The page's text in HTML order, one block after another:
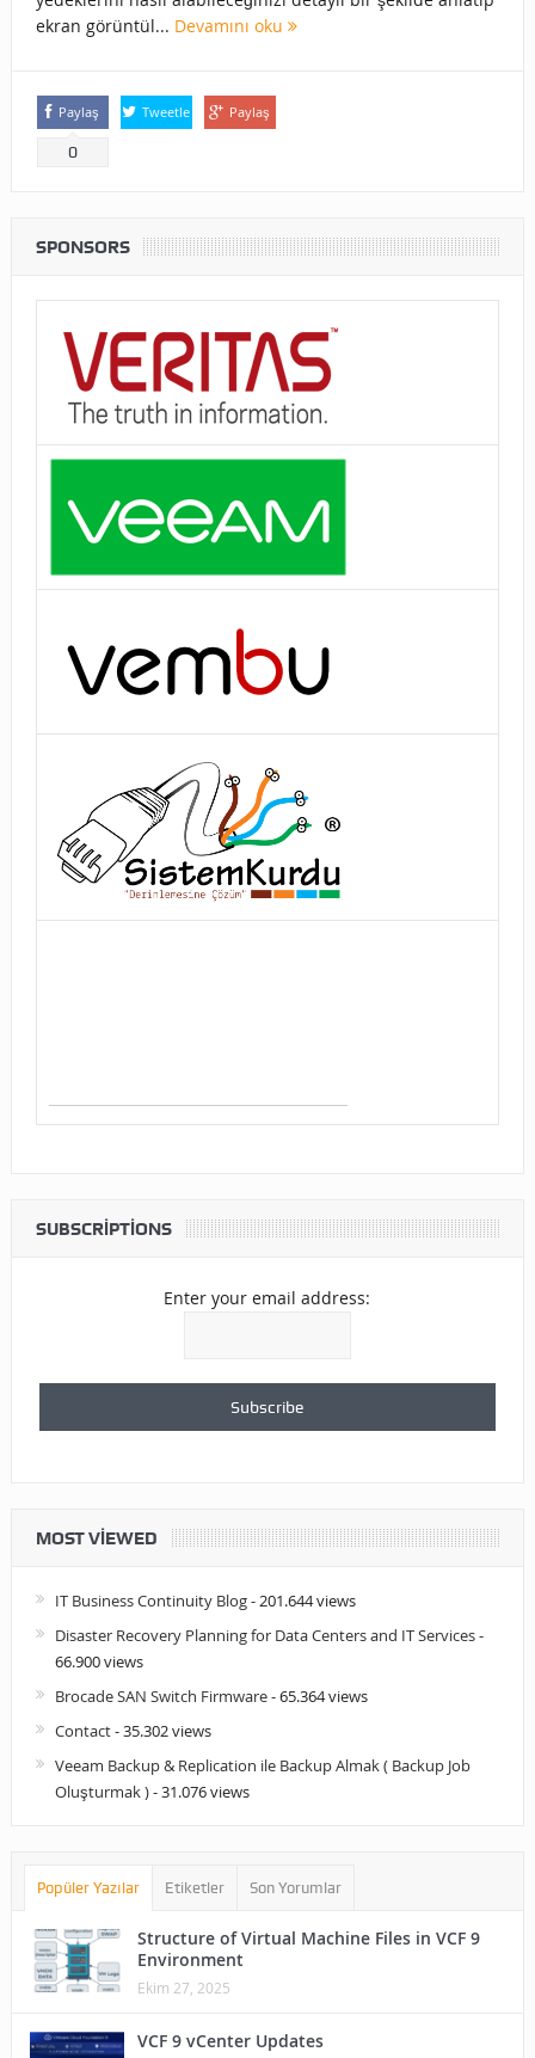
ekran görüntül... Devamını oku
Paylaş
0
Tweetle Paylaş
SPONSORS
SUBSCRIPTIONS
Enter your email address:
MOST VIEWED
IT Business Continuity Blog- 201.644 views
Disaster Recovery Planning for Data Centers and IT Services-
66.900 views
Brocade SAN Switch Firmware- 65.364 views
Contact- 35.302 views
Veeam Backup & Replication ile Backup Almak ( Backup Job
Oluşturmak )- 31.076 views
Popüler Yazılar Etiketler Son Yorumlar
Structure of Virtual Machine Files in VCF 9
Environment
Ekim 27, 2025
VCF 9 vCenter Updates